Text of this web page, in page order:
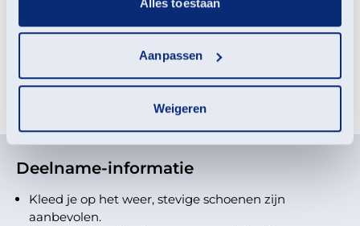
Aanpassen
Weigeren
Meld je aan voor deze
Deelname-informatie
Kleed je op het weer, stevige schoenen zijn
aanbevolen.